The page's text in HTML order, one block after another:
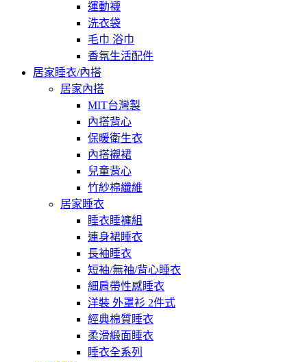
運動襪
洗衣袋
毛巾 浴巾
香氛生活配件
居家睡衣/內搭
居家內搭
MIT台灣製
內搭背心
保暖衛生衣
內搭襯裙
兒童背心
竹紗棉纖維
居家睡衣
睡衣睡褲組
連身裙睡衣
長袖睡衣
短袖/無袖/背心睡衣
細肩帶性感睡衣
洋裝 外罩衫 2件式
經典棉質睡衣
柔滑緞面睡衣
睡衣全系列